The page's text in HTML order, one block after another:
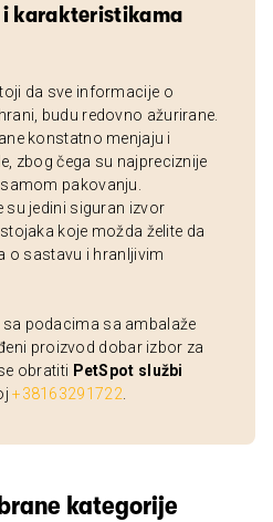
karakteristikama
da sve informacije o
budu redovno ažurirane.
konstatno menjaju i
zbog čega su najpreciznije
pakovanju.
su jedini siguran izvor
koje možda želite da
o sastavu i hranljivim
podacima sa ambalaže
proizvod dobar izbor za
obratiti PetSpot službi
+38163291722
kategorije